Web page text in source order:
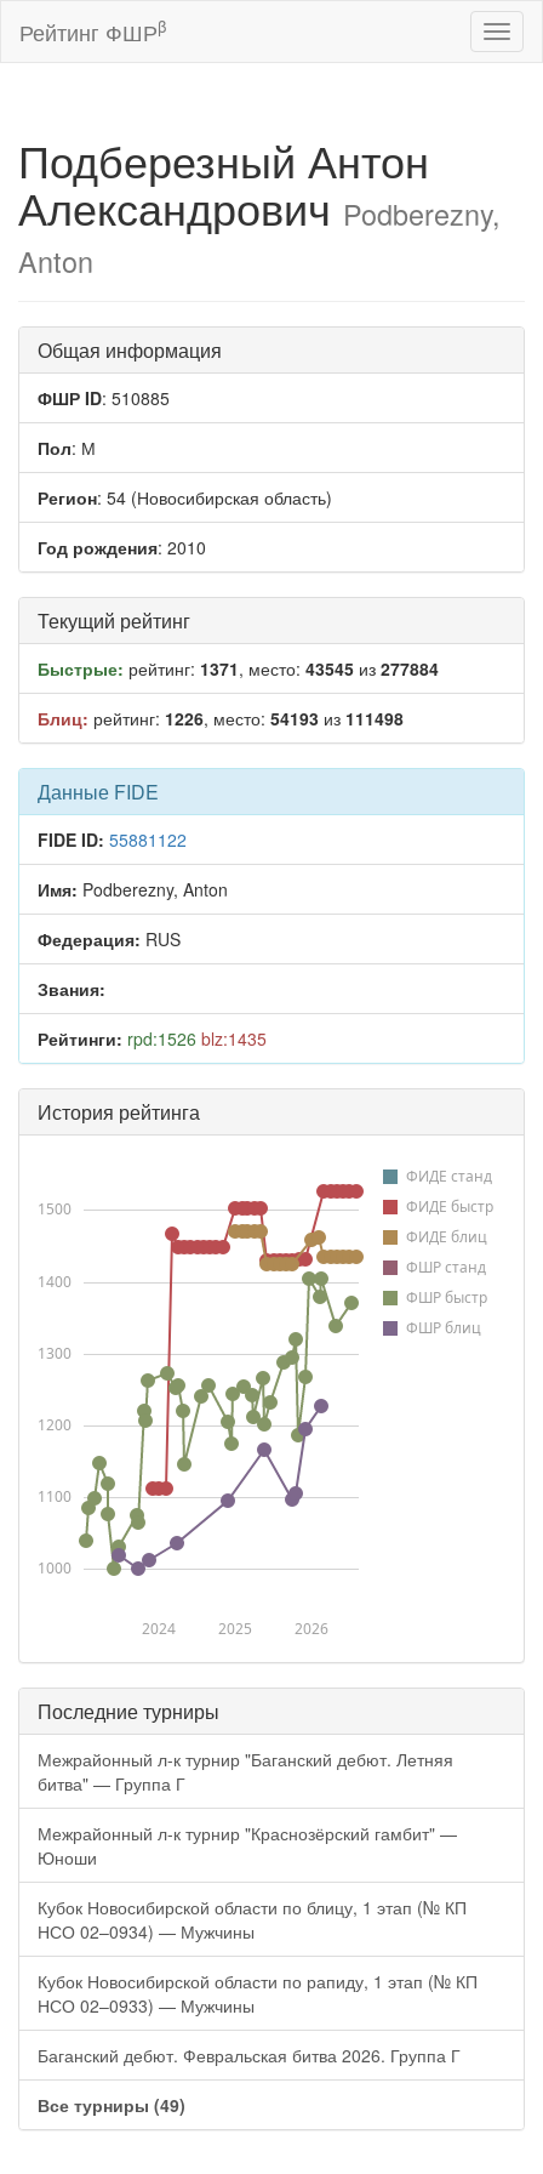
Рейтинг ФШРβ
Подберезный Антон
Александрович Podberezny,
Anton
Общая информация
ФШР ID: 510885
Пол: М
Регион: 54 (Новосибирская область)
Год рождения: 2010
Текущий рейтинг
Быстрые: рейтинг: 1371, место: 43545 из 277884
Блиц: рейтинг: 1226, место: 54193 из 111498
Данные FIDE
FIDE ID: 55881122
Имя: Podberezny, Anton
Федерация: RUS
Звания:
Рейтинги: rpd:1526 blz:1435
История рейтинга
ФИДЕ станд
ФИДЕ быстр
ФИДЕ блиц
ФШР станд
ФШР быстр
ФШР блиц
2024 2025 2026
1000
1100
1200
1300
1400
1500
Последние турниры
Межрайонный л-к турнир "Баганский дебют. Летняя
битва" — Группа Г
Межрайонный л-к турнир "Краснозёрский гамбит" —
Юноши
Кубок Новосибирской области по блицу, 1 этап (№ КП
НСО 02–0934) — Мужчины
Кубок Новосибирской области по рапиду, 1 этап (№ КП
НСО 02–0933) — Мужчины
Баганский дебют. Февральская битва 2026. Группа Г
Все турниры (49)